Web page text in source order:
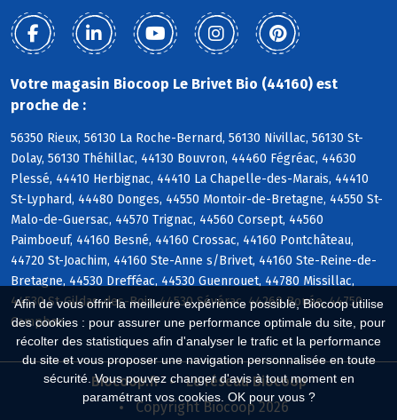
Afin de vous offrir la meilleure expérience possible, Biocoop utilise
des cookies : pour assurer une performance optimale du site, pour
récolter des statistiques afin d'analyser le trafic et la performance
du site et vous proposer une navigation personnalisée en toute
sécurité. Vous pouvez changer d'avis à tout moment en
paramétrant vos cookies. OK pour vous ?
Votre magasin Biocoop Le Brivet Bio (44160) est
proche de :
56350 Rieux, 56130 La Roche-Bernard, 56130 Nivillac, 56130 St-
Dolay, 56130 Théhillac, 44130 Bouvron, 44460 Fégréac, 44630
Plessé, 44410 Herbignac, 44410 La Chapelle-des-Marais, 44410
St-Lyphard, 44480 Donges, 44550 Montoir-de-Bretagne, 44550 St-
Malo-de-Guersac, 44570 Trignac, 44560 Corsept, 44560
Paimboeuf, 44160 Besné, 44160 Crossac, 44160 Pontchâteau,
44720 St-Joachim, 44160 Ste-Anne s/Brivet, 44160 Ste-Reine-de-
Bretagne, 44530 Drefféac, 44530 Guenrouet, 44780 Missillac,
44530 St-Gildas-des-Bois, 44530 Sévérac, 44260 Bouée, 44750
Campbon
Biocoop.fr
Le réseau Biocoop
Copyright Biocoop 2026